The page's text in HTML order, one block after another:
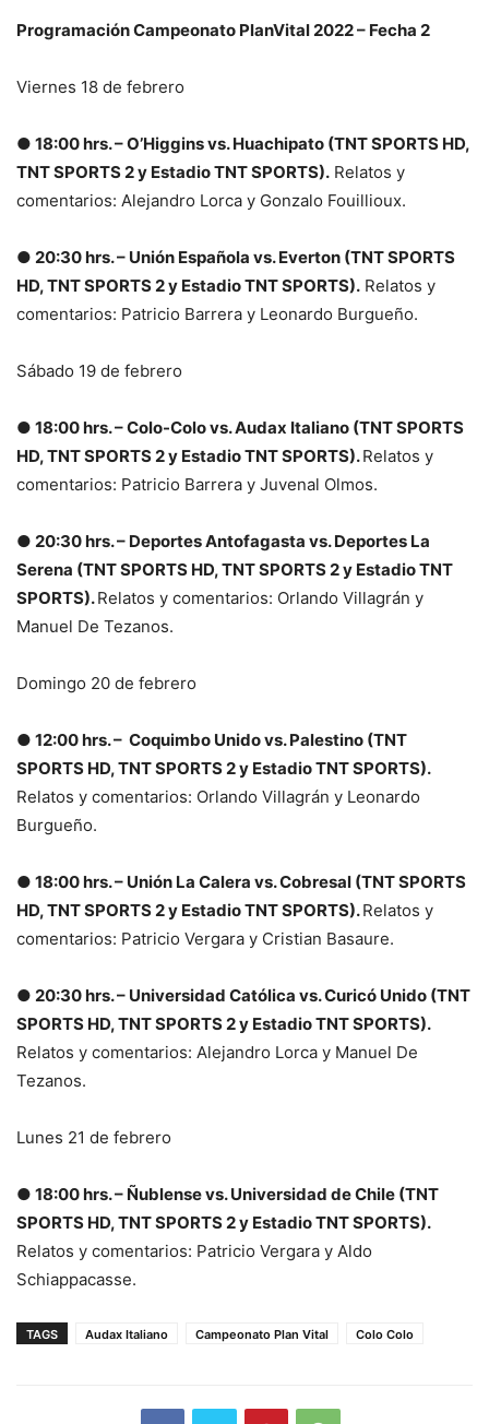
Programación Campeonato PlanVital 2022 – Fecha 2
Viernes 18 de febrero
● 18:00 hrs. – O’Higgins vs. Huachipato (TNT SPORTS HD,
TNT SPORTS 2 y Estadio TNT SPORTS). Relatos y
comentarios: Alejandro Lorca y Gonzalo Fouillioux.
● 20:30 hrs. – Unión Española vs. Everton (TNT SPORTS
HD, TNT SPORTS 2 y Estadio TNT SPORTS). Relatos y
comentarios: Patricio Barrera y Leonardo Burgueño.
Sábado 19 de febrero
● 18:00 hrs. – Colo-Colo vs. Audax Italiano (TNT SPORTS
HD, TNT SPORTS 2 y Estadio TNT SPORTS).Relatos y
comentarios: Patricio Barrera y Juvenal Olmos.
● 20:30 hrs. – Deportes Antofagasta vs. Deportes La
Serena (TNT SPORTS HD, TNT SPORTS 2 y Estadio TNT
SPORTS).Relatos y comentarios: Orlando Villagrán y
Manuel De Tezanos.
Domingo 20 de febrero
● 12:00 hrs. – Coquimbo Unido vs. Palestino (TNT
SPORTS HD, TNT SPORTS 2 y Estadio TNT SPORTS).
Relatos y comentarios: Orlando Villagrán y Leonardo
Burgueño.
● 18:00 hrs. – Unión La Calera vs. Cobresal (TNT SPORTS
HD, TNT SPORTS 2 y Estadio TNT SPORTS).Relatos y
comentarios: Patricio Vergara y Cristian Basaure.
● 20:30 hrs. – Universidad Católica vs. Curicó Unido (TNT
SPORTS HD, TNT SPORTS 2 y Estadio TNT SPORTS).
Relatos y comentarios: Alejandro Lorca y Manuel De
Tezanos.
Lunes 21 de febrero
● 18:00 hrs. – Ñublense vs. Universidad de Chile (TNT
SPORTS HD, TNT SPORTS 2 y Estadio TNT SPORTS).
Relatos y comentarios: Patricio Vergara y Aldo
Schiappacasse.
TAGS Audax Italiano Campeonato Plan Vital Colo Colo